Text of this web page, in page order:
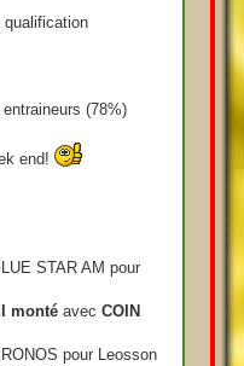
(78%)
end!
STAR AM pour
monté avec COIN
pour Leosson